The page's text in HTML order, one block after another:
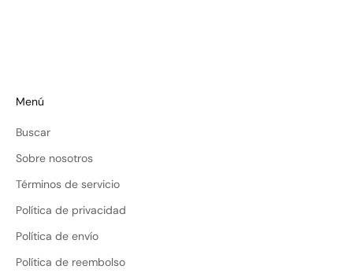
Menú
Buscar
Sobre nosotros
Términos de servicio
Política de privacidad
Política de envío
Política de reembolso